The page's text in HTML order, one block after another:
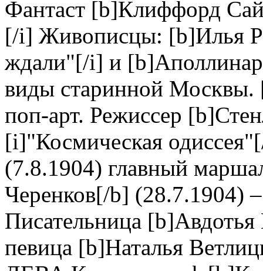
Фантаст [b]Клиффорд
[/i] Живописцы: [b]Илья
ждали"[/i] и
виды старинной
поп-арт. Режиссер
[i]"Космическая
(7.8.1904) главный
Черенков[/b] (28.7.1904)
Писательница
певица [b]Наталья